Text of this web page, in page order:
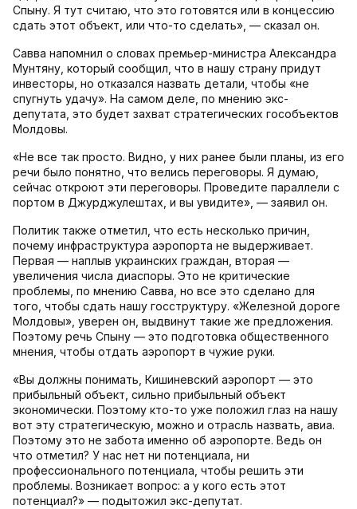
Спыну. Я тут считаю, что это готовятся или в концессию
сдать этот объект, или что-то сделать», — сказал он.
Савва напомнил о словах премьер-министра Александра
Мунтяну, который сообщил, что в нашу страну придут
инвесторы, но отказался назвать детали, чтобы «не
спугнуть удачу». На самом деле, по мнению экс-
депутата, это будет захват стратегических гособъектов
Молдовы.
«Не все так просто. Видно, у них ранее были планы, из его
речи было понятно, что велись переговоры. Я думаю,
сейчас откроют эти переговоры. Проведите параллели с
портом в Джурджулештах, и вы увидите», — заявил он.
Политик также отметил, что есть несколько причин,
почему инфраструктура аэропорта не выдерживает.
Первая — наплыв украинских граждан, вторая —
увеличения числа диаспоры. Это не критические
проблемы, по мнению Савва, но все это сделано для
того, чтобы сдать нашу госструктуру. «Железной дороге
Молдовы», уверен он, выдвинут такие же предложения.
Поэтому речь Спыну — это подготовка общественного
мнения, чтобы отдать аэропорт в чужие руки.
«Вы должны понимать, Кишиневский аэропорт — это
прибыльный объект, сильно прибыльный объект
экономически. Поэтому кто-то уже положил глаз на нашу
вот эту стратегическую, можно и отрасль назвать, авиа.
Поэтому это не забота именно об аэропорте. Ведь он
что отметил? У нас нет ни потенциала, ни
профессионального потенциала, чтобы решить эти
проблемы. Возникает вопрос: а у кого есть этот
потенциал?» — подытожил экс-депутат.